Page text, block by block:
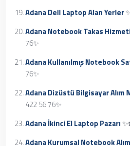
Adana Dell Laptop Alan Yerler
Adana Notebook Takas Hizmeti
76✨
Adana Kullanılmış Notebook
76✨
Adana Dizüstü Bilgisayar Alım
422 56 76✨
Adana İkinci El Laptop Pazarı
Adana Kurumsal Notebook